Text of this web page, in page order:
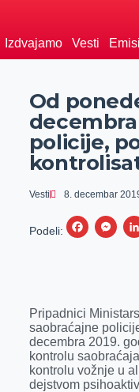
Izdvajamo Vesti
Od
policije,
Vesti 8. decembar
Podeli:
F
b
o
o
k
M
e
g
e
Pripadnici
saobraćajne
decembra 2019.
kontrolu
kontrolu vožnje u
dejstvom